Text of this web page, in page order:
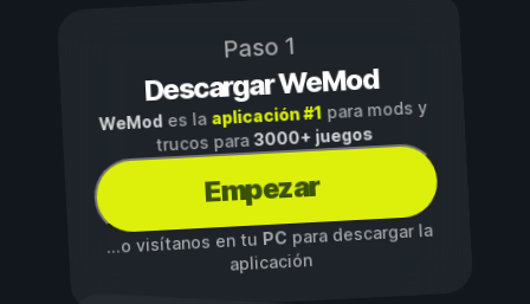
Paso 1
Descargar WeMod
WeMod es la aplicación #1para mods y
trucos para3000+ juegos
Empezar
...o visítanos en tuPCpara descargar la
aplicación